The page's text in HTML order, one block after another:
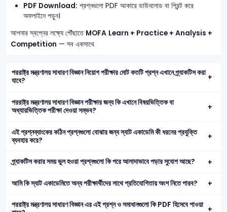
PDF Download: প্রশ্নগুলো PDF আকারে ডাউনলোড বা প্রিন্ট করে
অফলাইনে পড়ুন।
আপনার স্বপ্নের লক্ষ্যে পৌঁছাতে MOFA Learn + Practice + Analysis +
Competition — সব একসাথে
পররাষ্ট্র মন্ত্রণালয় সাধারণ বিজ্ঞান নিয়োগ পরীক্ষার মোট কতটি প্রশ্ন এখানে প্র্যাকটিস করা
যাবে?
পররাষ্ট্র মন্ত্রণালয় সাধারণ বিজ্ঞান পরীক্ষার জন্য কি এখানে বিষয়ভিত্তিক বা
অধ্যায়ভিত্তিক পরীক্ষা দেওয়া সম্ভব?
এই প্রশ্নব্যাংকের কঠিন প্রশ্নগুলো বোঝার জন্য স্যাট একাডেমি কী ধরনের প্রযুক্তি
ব্যবহার করে?
প্র্যাকটিস করার সময় ভুল হওয়া প্রশ্নগুলো কি পরে আলাদাভাবে পড়ার সুযোগ আছে?
আমি কি স্যাট একাডেমিতে অন্য পরীক্ষার্থীদের সাথে প্রতিযোগিতায় অংশ নিতে পারব?
পররাষ্ট্র মন্ত্রণালয় সাধারণ বিজ্ঞান এর এই প্রশ্ন ও সমাধানগুলো কি PDF হিসেবে পাওয়া